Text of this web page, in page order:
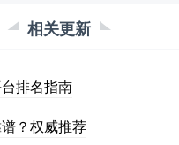
相关更新
排名指南
？权威推荐